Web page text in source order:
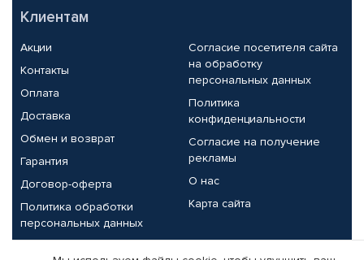
Клиентам
Акции
Контакты
Оплата
Доставка
Обмен и возврат
Гарантия
Договор-оферта
Политика обработки
персональных данных
Согласие посетителя сайта
на обработку
персональных данных
Политика
конфиденциальности
Согласие на получение
рекламы
О нас
Карта сайта